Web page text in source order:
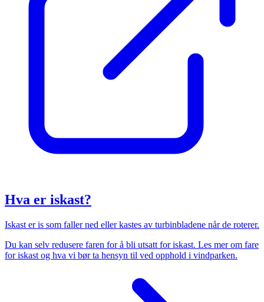
Hva er iskast?
Iskast er is som faller ned eller kastes av turbinbladene når de roterer.
Du kan selv redusere faren for å bli utsatt for iskast. Les mer om fare
for iskast og hva vi bør ta hensyn til ved opphold i vindparken.